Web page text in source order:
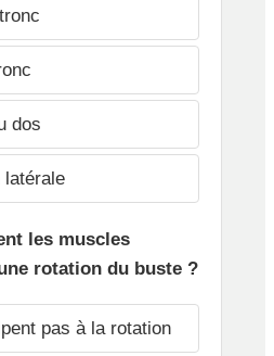
dos
latérale
les muscles
rotation du buste ?
pas à la rotation